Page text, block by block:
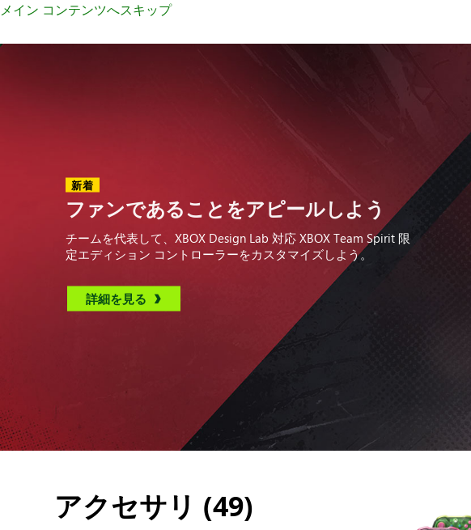
メイン コンテンツへスキップ
ア
新着
ファンであることをアピールしよう
チームを代表して、XBOX Design Lab 対応 XBOX Team Spirit 限
定エディション コントローラーをカスタマイズしよう。
詳細を見る
アクセサリ (49)